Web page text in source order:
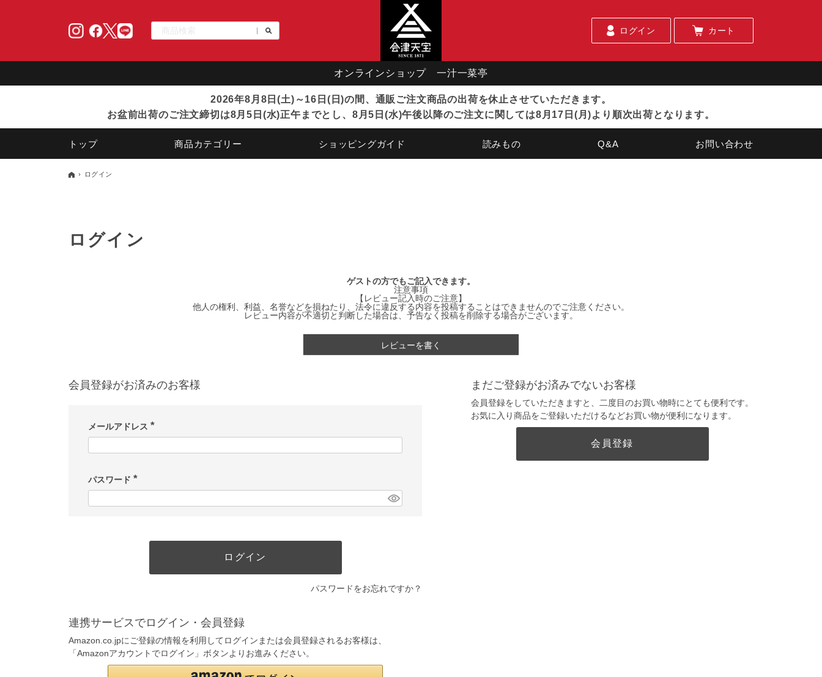
ログイン カート
オンラインショップ 一汁一菜亭
2026年8月8日(土)～16日(日)の間、通販ご注文商品の出荷を休止させていただきます。
お盆前出荷のご注文締切は8月5日(水)正午までとし、8月5日(水)午後以降のご注文に関しては8月17日(月)より順次出荷となります。
トップ 商品カテゴリー ショッピングガイド 読みもの Q&A お問い合わせ
ログイン
ログイン
ゲストの方でもご記入できます。
注意事項
【レビュー記入時のご注意】
他人の権利、利益、名誉などを損ねたり、法令に違反する内容を投稿することはできませんのでご注意ください。
レビュー内容が不適切と判断した場合は、予告なく投稿を削除する場合がございます。
レビューを書く
会員登録がお済みのお客様
メールアドレス
(
須
パスワード
(
須
ログイン
パスワードをお忘れですか？
連携サービスでログイン・会員登録
Amazon.co.jpにご登録の情報を利用してログインまたは会員登録されるお客様は、
「Amazonアカウントでログイン」ボタンよりお進みください。
まだご登録がお済みでないお客様
会員登録をしていただきますと、二度目のお買い物時にとても便利です。
お気に入り商品をご登録いただけるなどお買い物が便利になります。
会員登録